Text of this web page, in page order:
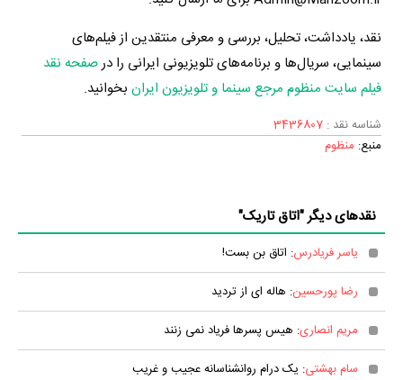
نقد، یادداشت، تحلیل، بررسی و معرفی منتقدین از فیلم‌های
سینمایی، سریال‌ها و برنامه‌های تلویزیونی ایرانی را درصفحه نقد
فیلم سایت منظوم مرجع سینما و تلویزیون ایران بخوانید.
شناسه نقد : 3436807
منبع: منظوم
نقدهای دیگر "اتاق تاریک"
یاسر فریادرس: اتاق بن بست!
رضا پورحسین: هاله ای از تردید
مریم انصاری: هیس پسرها فریاد نمی زنند
سام بهشتی: یک درام روانشناسانه عجیب و غریب